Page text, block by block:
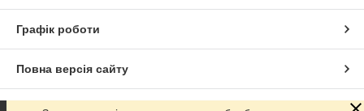
Графік роботи
Повна версія сайту